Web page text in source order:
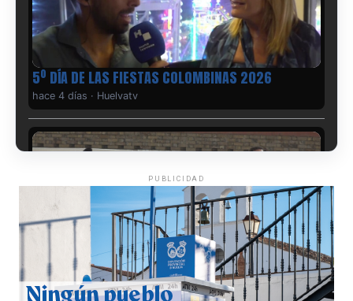
5º DÍA DE LAS FIESTAS COLOMBINAS 2026
hace 4 días · Huelvatv
CUARTA CORRIDA DE LAS FIESTAS COLOMBINAS
2026
PUBLICIDAD